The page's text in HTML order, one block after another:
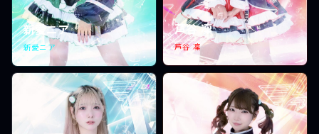
新愛ニア
新愛ニア
芦谷 凜
芦谷 凜